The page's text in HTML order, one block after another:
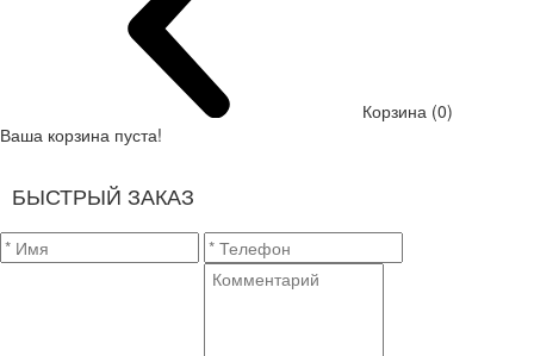
Корзина (0)
Ваша корзина пуста!
БЫСТРЫЙ ЗАКАЗ